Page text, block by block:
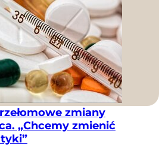
zmiany
„Chcemy zmienić